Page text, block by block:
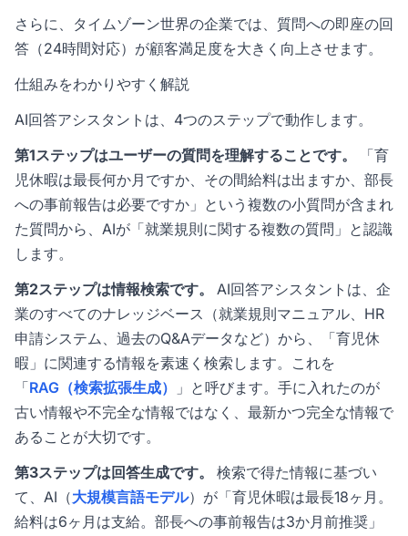
さらに、タイムゾーン世界の企業では、質問への即座の回
答（24時間対応）が顧客満足度を大きく向上させます。
仕組みをわかりやすく解説
AI回答アシスタントは、4つのステップで動作します。
第1ステップはユーザーの質問を理解することです。
「育
児休暇は最長何か月ですか、その間給料は出ますか、部長
への事前報告は必要ですか」という複数の小質問が含まれ
た質問から、AIが「就業規則に関する複数の質問」と認識
します。
第2ステップは情報検索です。
AI回答アシスタントは、企
業のすべてのナレッジベース（就業規則マニュアル、HR
申請システム、過去のQ&Aデータなど）から、「育児休
暇」に関連する情報を素速く検索します。これを
「RAG（検索拡張生成）
」と呼びます。手に入れたのが
古い情報や不完全な情報ではなく、最新かつ完全な情報で
あることが大切です。
第3ステップは回答生成です。
検索で得た情報に基づい
て、AI（大規模言語モデル）が「育児休暇は最長18ヶ月。
給料は6ヶ月は支給。部長への事前報告は3か月前推奨」